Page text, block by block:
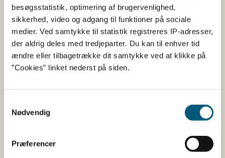
besøgsstatistik, optimering af brugervenlighed,
sikkerhed, video og adgang til funktioner på sociale
medier. Ved samtykke til statistik registreres IP-adresser,
der aldrig deles med tredjeparter. Du kan til enhver tid
ændre eller tilbagetrække dit samtykke ved at klikke på
”Cookies” linket nederst på siden.
Nødvendig
Præferencer
Vandigt urteekstrakt af
pebermynteblad
Mentha x piperita L.
Vandigt urteekstrakt af
spinat
Spinacia oleracea,
folia L.
Navn
Funktion af tilsætning